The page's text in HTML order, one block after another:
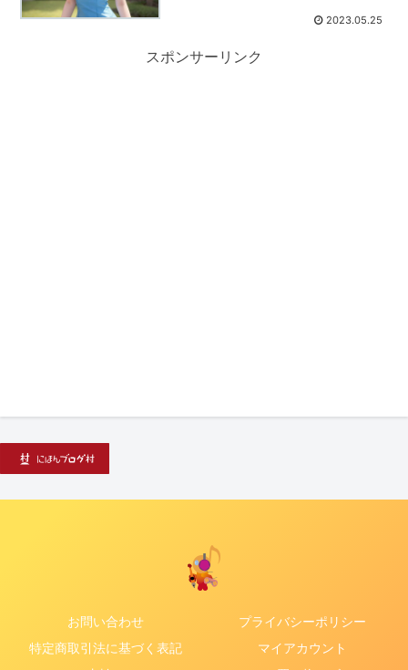
2023.05.25
スポンサーリンク
お問い合わせ
プライバシーポリシー
特定商取引法に基づく表記
マイアカウント